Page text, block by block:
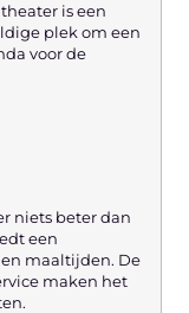
is een
plek om een
voor de
niets beter dan
een
maaltijden. De
maken het